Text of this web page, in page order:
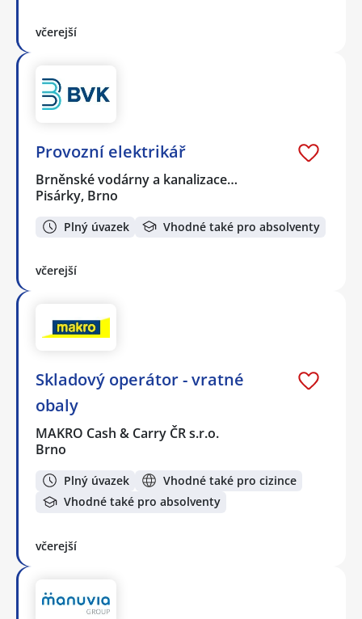
včerejší
Provozní elektrikář
Brněnské vodárny a kanalizace…
Pisárky, Brno
Plný úvazek Vhodné také pro absolventy
včerejší
Skladový operátor - vratné
obaly
MAKRO Cash & Carry ČR s.r.o.
Brno
Plný úvazek
Vhodné také pro cizince
Vhodné také pro absolventy
včerejší